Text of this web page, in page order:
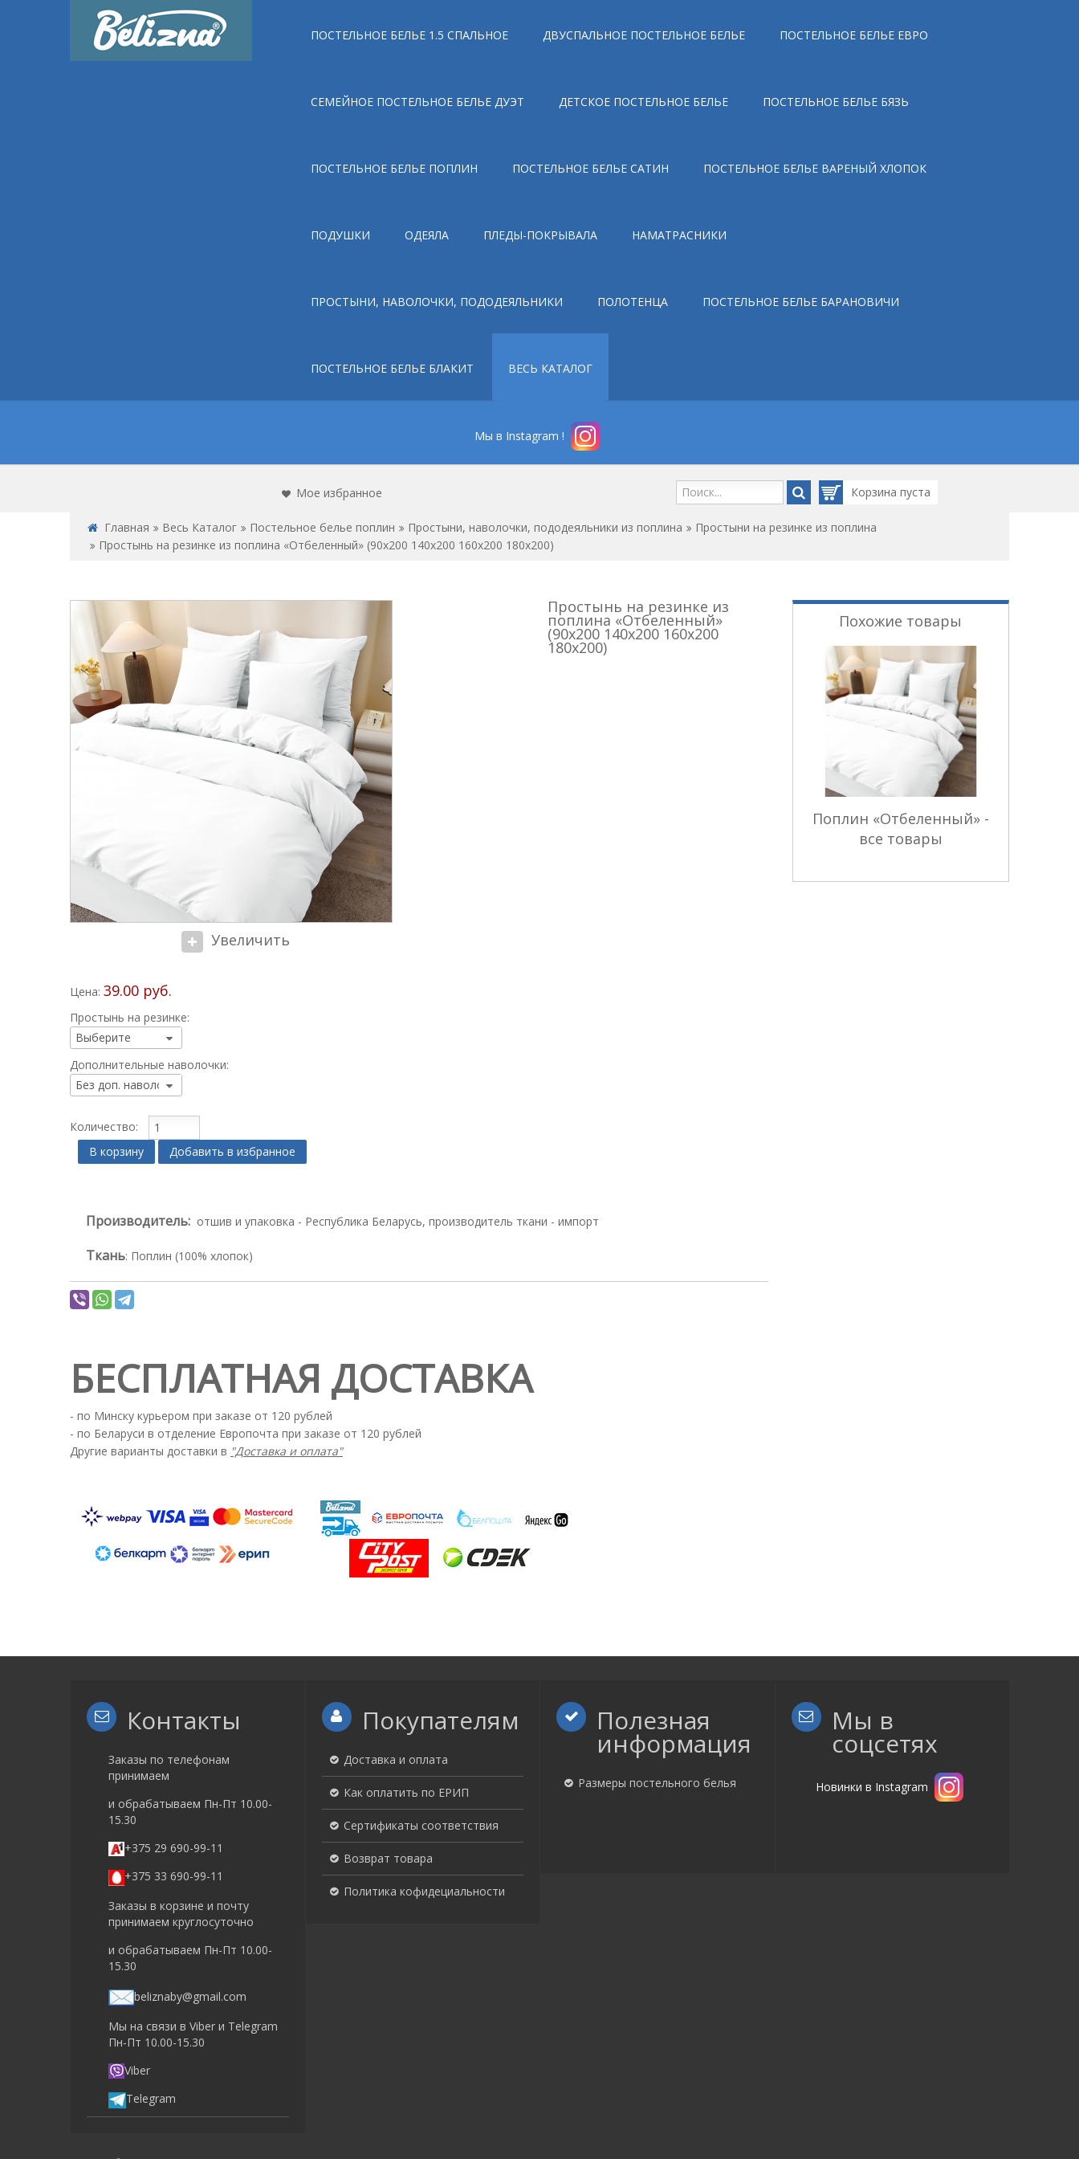
ПОСТЕЛЬНОЕ БЕЛЬЕ 1.5 СПАЛЬНОЕ ДВУСПАЛЬНОЕ ПОСТЕЛЬНОЕ БЕЛЬЕ ПОСТЕЛЬНОЕ БЕЛЬЕ ЕВРО
СЕМЕЙНОЕ ПОСТЕЛЬНОЕ БЕЛЬЕ ДУЭТ ДЕТСКОЕ ПОСТЕЛЬНОЕ БЕЛЬЕ ПОСТЕЛЬНОЕ БЕЛЬЕ БЯЗЬ
ПОСТЕЛЬНОЕ БЕЛЬЕ ПОПЛИН ПОСТЕЛЬНОЕ БЕЛЬЕ САТИН ПОСТЕЛЬНОЕ БЕЛЬЕ ВАРЕНЫЙ ХЛОПОК
ПОДУШКИ ОДЕЯЛА ПЛЕДЫ-ПОКРЫВАЛА НАМАТРАСНИКИ
ПРОСТЫНИ, НАВОЛОЧКИ, ПОДОДЕЯЛЬНИКИ ПОЛОТЕНЦА ПОСТЕЛЬНОЕ БЕЛЬЕ БАРАНОВИЧИ
ПОСТЕЛЬНОЕ БЕЛЬЕ БЛАКИТ ВЕСЬ КАТАЛОГ
Мы в Instagram !
Мое избранное Корзинапуста
Главная Весь Каталог Постельное белье поплин Простыни, наволочки, пододеяльники из поплина
Простыни на резинке из поплина
Простынь на резинке из поплина «Отбеленный» (90x200 140x200 160x200 180x200)
Увеличить
Простынь на резинке из
поплина «Отбеленный»
(90x200 140x200 160x200
180x200)
Цена: 39.00 руб.
Простынь на резинке:
Дополнительные наволочки:
Количество:
В корзину
Добавить в избранное
Производитель: отшив и упаковка - Республика Беларусь, производитель ткани - импорт
Ткань: Поплин (100% хлопок)
Похожие товары
Поплин «Отбеленный» -
все товары
БЕСПЛАТНАЯ ДОСТАВКА
- по Минску курьером при заказе от 120 рублей
- по Беларуси в отделение Европочта при заказе от 120 рублей
Другие варианты доставки в "Доставка и оплата"
Контакты
Заказы по телефонам
принимаем
и обрабатываем Пн-Пт 10.00-
15.30
+375 29 690-99-11
+375 33 690-99-11
Заказы в корзине и почту
принимаем круглосуточно
и обрабатываем Пн-Пт 10.00-
15.30
beliznaby@gmail.com
Мы на связи в Viber и Telegram
Пн-Пт 10.00-15.30
Viber
Telegram
Покупателям
Доставка и оплата
Как оплатить по ЕРИП
Сертификаты соответствия
Возврат товара
Политика кофидециальности
Полезная
информация
Размеры постельного белья
Мы в
соцсетях
Новинки в Instagram